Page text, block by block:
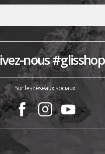
nous #glisshop
Sur les réseaux sociaux